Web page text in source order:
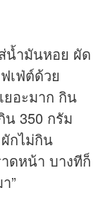
น้ำมันหอย ผัด
เฟ่ต์ด้วย
อะมาก กิน
น 350 กรัม
กไม่กิน
ดหน้า บางทีก็
”